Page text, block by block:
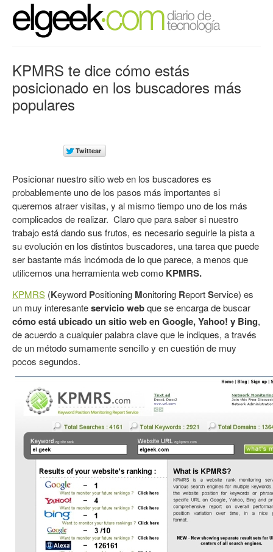
KPMRS te dice cómo estás
posicionado en los buscadores más
populares
Posicionar nuestro sitio web en los buscadores es
probablemente uno de los pasos más importantes si
queremos atraer visitas, y al mismo tiempo uno de los más
complicados de realizar. Claro que para saber si nuestro
trabajo está dando sus frutos, es necesario seguirle la pista a
su evolución en los distintos buscadores, una tarea que puede
ser bastante más incómoda de lo que parece, a menos que
utilicemos una herramienta web como KPMRS.
KPMRS (Keyword Positioning Monitoring ReportService) es
un muy interesanteservicio webque se encarga de buscar
cómo está ubicado un sitio web en Google, Yahoo! y Bing,
de acuerdo a cualquier palabra clave que le indiques, a través
de un método sumamente sencillo y en cuestión de muy
pocos segundos.